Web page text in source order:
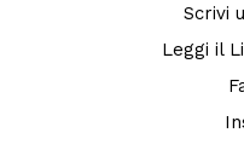
Scrivi
Leggi il